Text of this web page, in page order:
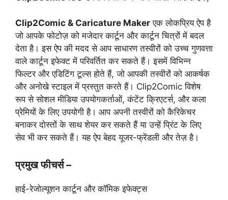
Clip2Comic & Caricature Maker एक लोकप्रिय ऐप है
जो आपके फोटोज़ को मजेदार कार्टून और कार्टून चित्रों में बदल
देता है। इस ऐप की मदद से आप साधारण तस्वीरों को उच्च गुणवत्ता
वाले कार्टून इफेक्ट में परिवर्तित कर सकते हैं। इसमें विभिन्न
फिल्टर और एडिटिंग टूल्स होते हैं, जो आपकी तस्वीरों को आकर्षक
और अनोखे स्टाइल में प्रस्तुत करते हैं। Clip2Comic विशेष
रूप से सोशल मीडिया उपयोगकर्ताओं, कंटेंट क्रिएटर्स, और कला
प्रेमियों के लिए उपयोगी है। आप अपनी तस्वीरों को कैरिकेचर
बनाकर दोस्तों के साथ शेयर कर सकते हैं या उन्हें प्रिंट के लिए
सेव भी कर सकते हैं। यह ऐप बेहद यूजर-फ्रेंडली और तेज़ है।
प्रमुख फीचर्स –
हाई-रेजोल्यूशन कार्टून और कॉमिक इफेक्ट्स